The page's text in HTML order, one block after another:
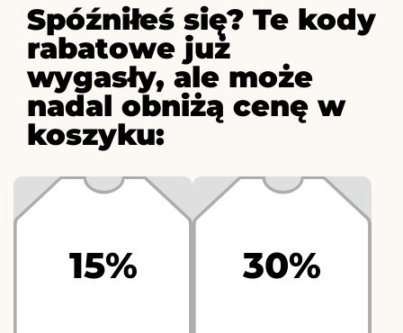
Spóźniłeś się? Te kody
rabatowe już
wygasły, ale może
nadal obniżą cenę w
koszyku:
15% 30%